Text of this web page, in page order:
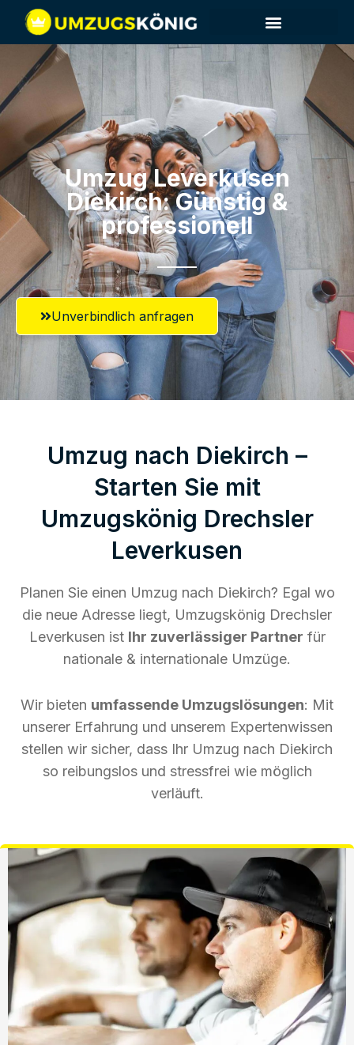
Umzug Leverkusen​
Diekirch: Günstig &
professionell​
Unverbindlich anfragen
Umzug nach Diekirch –
Starten Sie mit
Umzugskönig Drechsler
Leverkusen
Planen Sie einen Umzug nach Diekirch? Egal wo
die neue Adresse liegt, Umzugskönig Drechsler
Leverkusen ist Ihr zuverlässiger Partner für
nationale & internationale Umzüge.
Wir bieten umfassende Umzugslösungen: Mit
unserer Erfahrung und unserem Expertenwissen
stellen wir sicher, dass Ihr Umzug nach Diekirch
so reibungslos und stressfrei wie möglich
verläuft.